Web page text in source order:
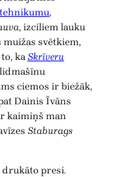
,
, izciliem lauku
svētkiem,
kaSkrīveru
lidmašīnu
ciemos ir biežāk,
Dainis Īvāns
kaimiņš man
Staburags
drukāto presi.